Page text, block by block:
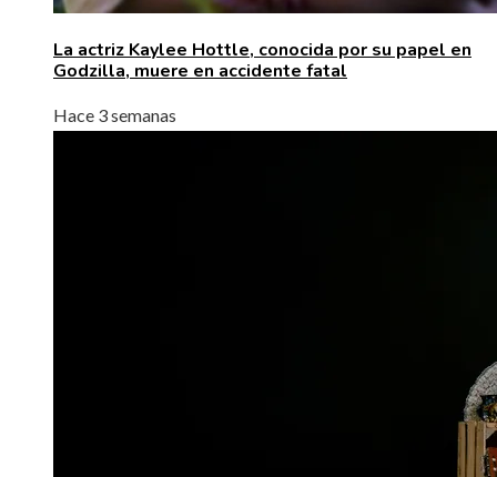
La actriz Kaylee Hottle, conocida por su papel en
Godzilla, muere en accidente fatal
Hace 3 semanas